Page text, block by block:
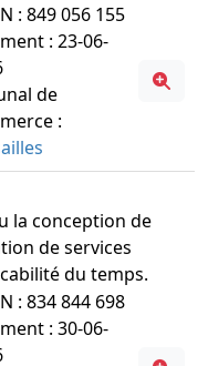
: 849 056 155
: 23-06-
de
:
la conception de
de services
du temps.
: 834 844 698
: 30-06-